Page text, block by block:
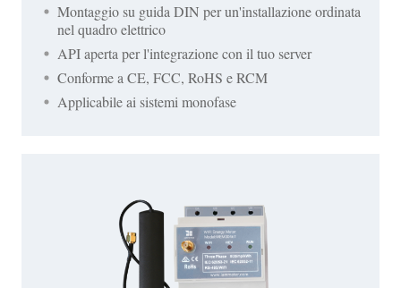
Montaggio su guida DIN per un'installazione ordinata
nel quadro elettrico
API aperta per l'integrazione con il tuo server
Conforme a CE, FCC, RoHS e RCM
Applicabile ai sistemi monofase